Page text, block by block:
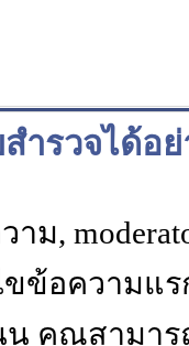
รวจได้อย่
ม,
ขข้อความแ
น คุณสามา